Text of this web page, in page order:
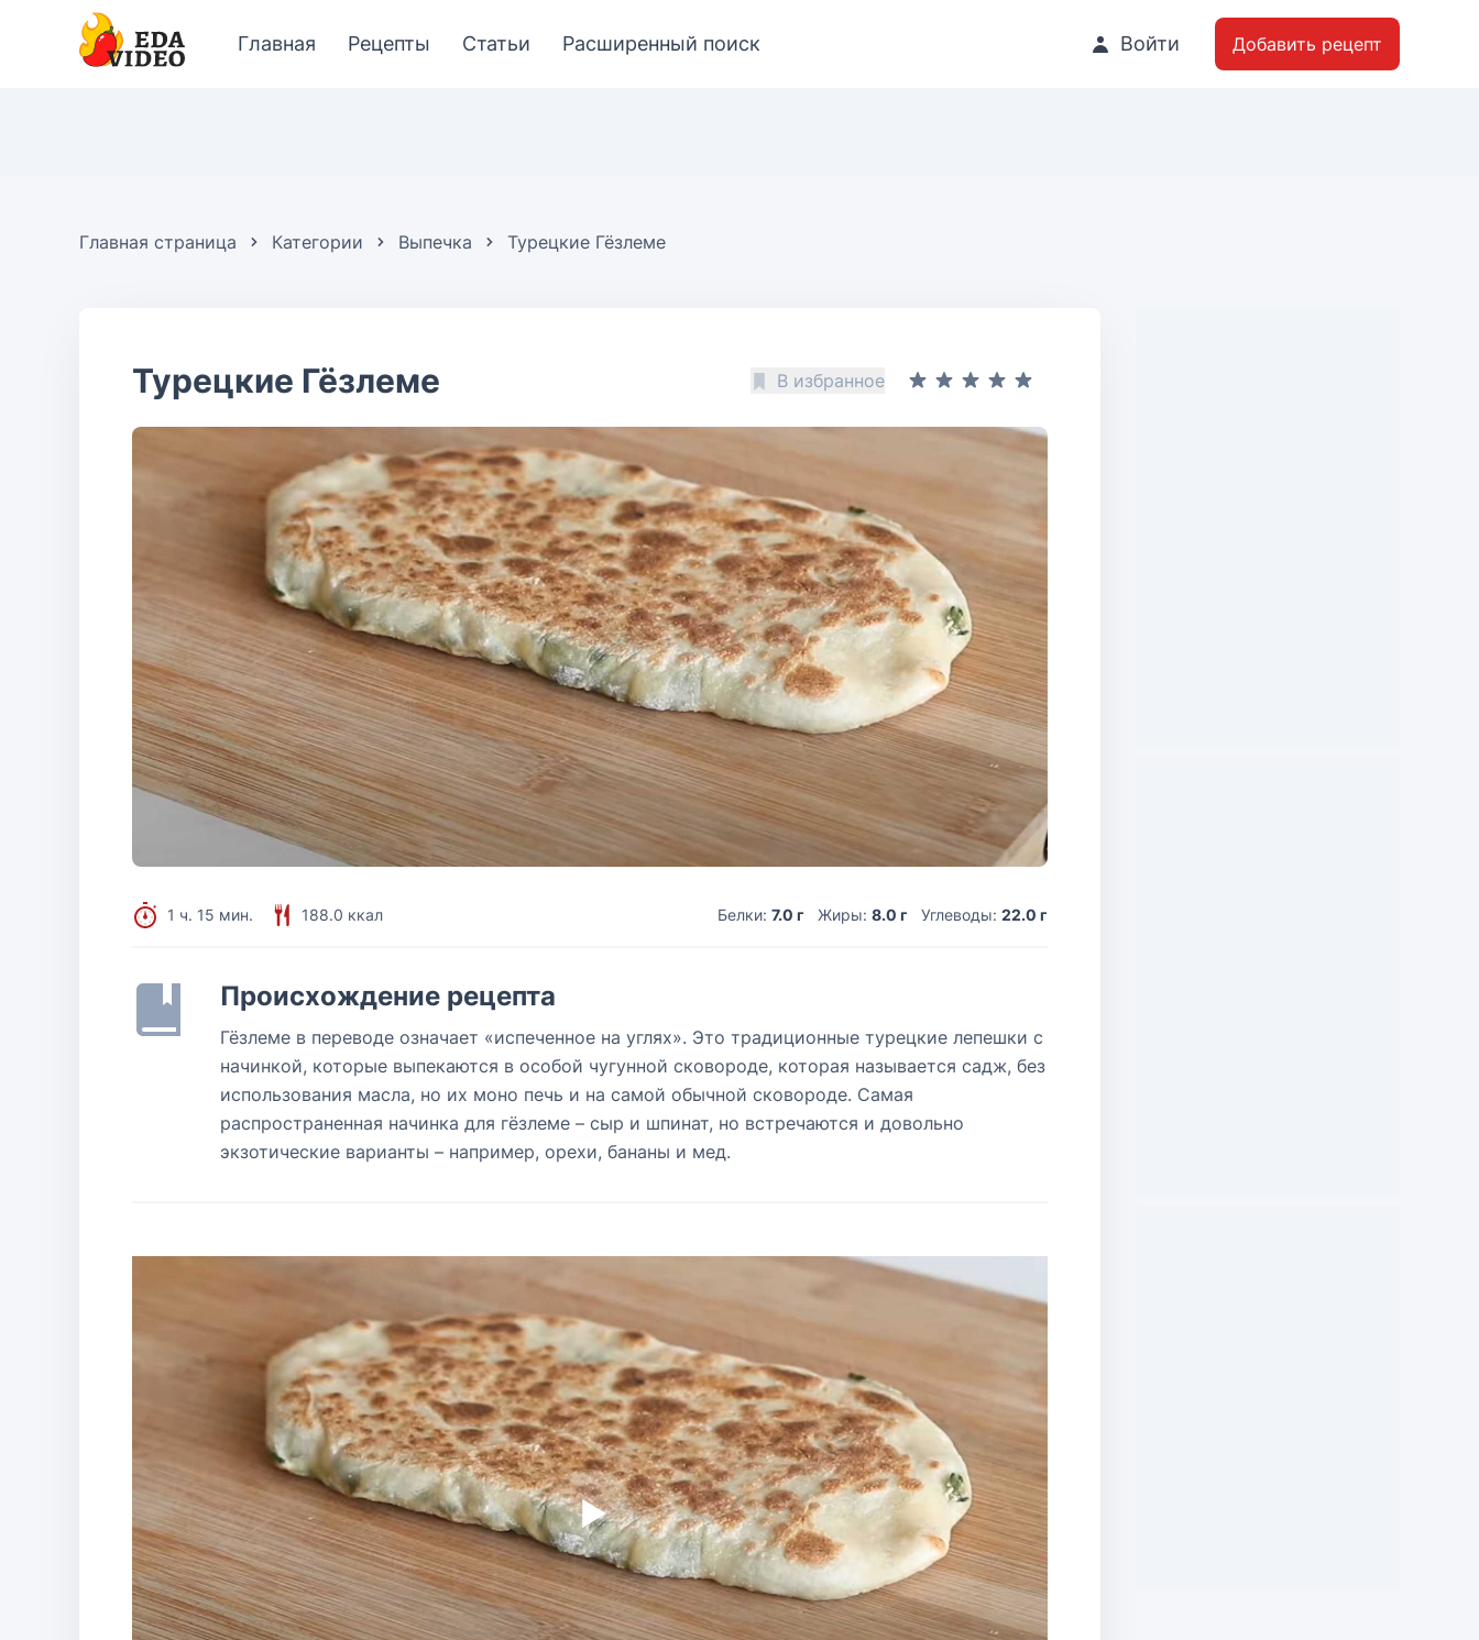
Главная Рецепты Статьи Расширенный поиск Войти Добавить рецепт
Главная страница Категории Выпечка Турецкие Гёзлеме
Турецкие Гёзлеме В избранное
1 ч. 15 мин. 188.0 ккал Белки: 7.0 г Жиры: 8.0 г Углеводы: 22.0 г
Происхождение рецепта
Гёзлеме в переводе означает «испеченное на углях». Это традиционные турецкие лепешки с
начинкой, которые выпекаются в особой чугунной сковороде, которая называется садж, без
использования масла, но их моно печь и на самой обычной сковороде. Самая
распространенная начинка для гёзлеме – сыр и шпинат, но встречаются и довольно
экзотические варианты – например, орехи, бананы и мед.